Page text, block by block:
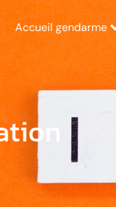
Accueil gendarme